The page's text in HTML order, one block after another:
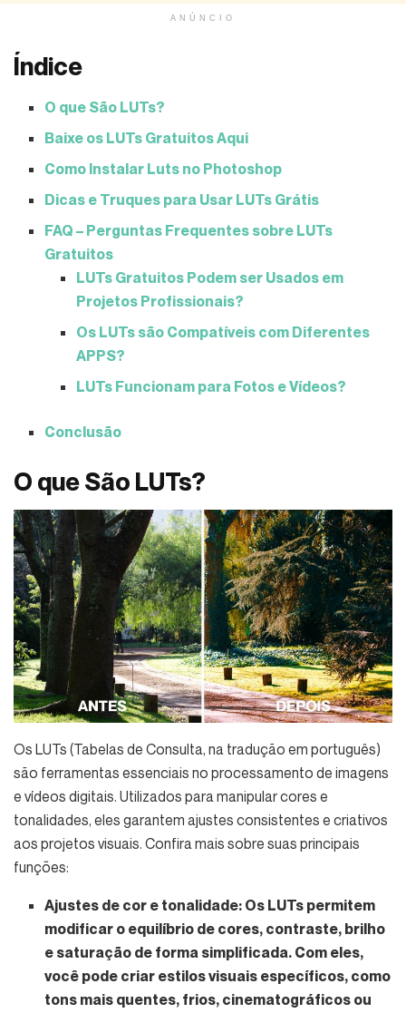
ANÚNCIO
Índice
O que São LUTs?
Baixe os LUTs Gratuitos Aqui
Como Instalar Luts no Photoshop
Dicas e Truques para Usar LUTs Grátis
FAQ – Perguntas Frequentes sobre LUTs
Gratuitos
LUTs Gratuitos Podem ser Usados em
Projetos Profissionais?
Os LUTs são Compatíveis com Diferentes
APPS?
LUTs Funcionam para Fotos e Vídeos?
Conclusão
O que São LUTs?
Os LUTs (Tabelas de Consulta, na tradução em português)
são ferramentas essenciais no processamento de imagens
e vídeos digitais. Utilizados para manipular cores e
tonalidades, eles garantem ajustes consistentes e criativos
aos projetos visuais. Confira mais sobre suas principais
funções:
Ajustes de cor e tonalidade: Os LUTs permitem
modificar o equilíbrio de cores, contraste, brilho
e saturação de forma simplificada. Com eles,
você pode criar estilos visuais específicos, como
tons mais quentes, frios, cinematográficos ou